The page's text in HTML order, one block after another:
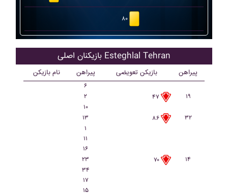
۸۰
بازیکنان اصلی Esteghlal Tehran
نام بازیکن پیراهن بازیکن تعویضی پیراهن
۶
۲
۴۷
۱۹
۱۰
۱۳
۸۶
۳۲
۱
۱۱
۱۶
۲۳
۷۰
۱۴
۳۴
۱۷
۱۵